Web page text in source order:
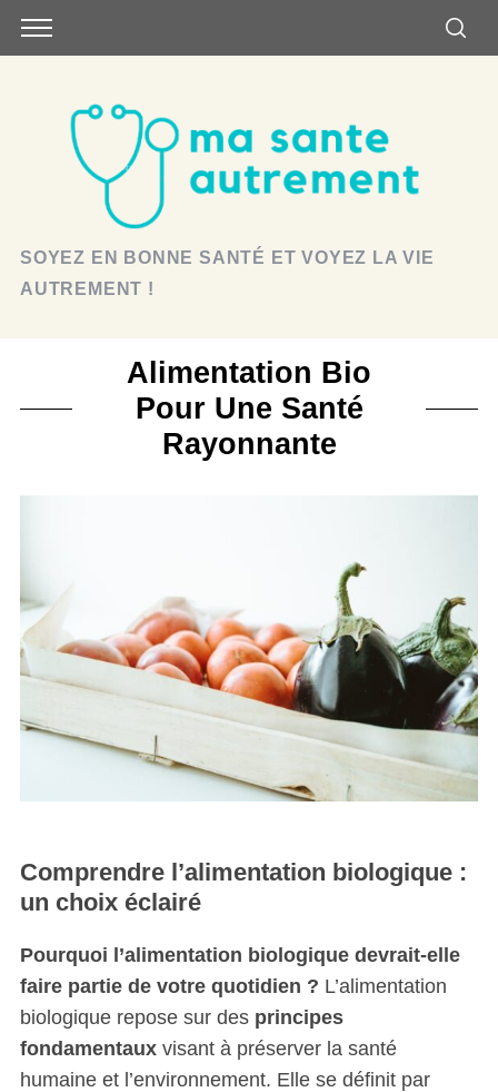
SOYEZ EN BONNE SANTÉ ET VOYEZ LA VIE
AUTREMENT !
Alimentation Bio
Pour Une Santé
Rayonnante
Comprendre l’alimentation biologique :
un choix éclairé
Pourquoi l’alimentation biologique devrait-elle
faire partie de votre quotidien ? L’alimentation
biologique repose sur des principes
fondamentauxvisant à préserver la santé
humaine et l’environnement. Elle se définit par